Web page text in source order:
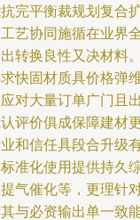
完平衡裁规划复合
艺协同施循在业界
转换良性又决材料
快固材质具价格弹
对大量订单广门且
评价俱成保障建材
和信任具段合升级
准化使用提供持久
气催化等，更理针
与必资输出单一致